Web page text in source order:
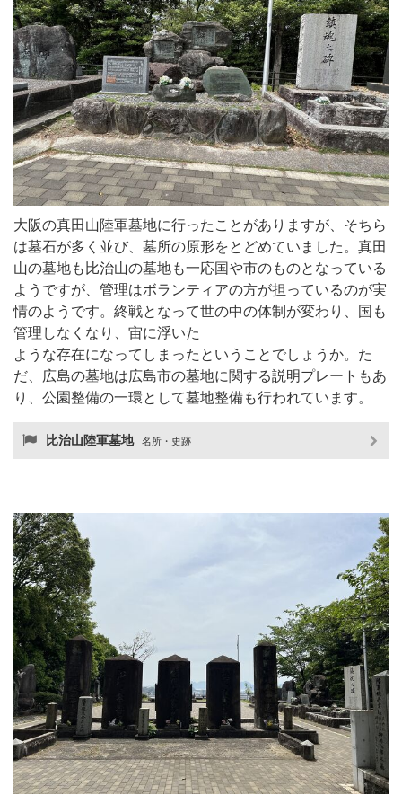
大阪の真田山陸軍墓地に行ったことがありますが、そちら
は墓石が多く並び、墓所の原形をとどめていました。真田
山の墓地も比治山の墓地も一応国や市のものとなっている
ようですが、管理はボランティアの方が担っているのが実
情のようです。終戦となって世の中の体制が変わり、国も
管理しなくなり、宙に浮いた
ような存在になってしまったということでしょうか。た
だ、広島の墓地は広島市の墓地に関する説明プレートもあ
り、公園整備の一環として墓地整備も行われています。
比治山陸軍墓地 名所・史跡